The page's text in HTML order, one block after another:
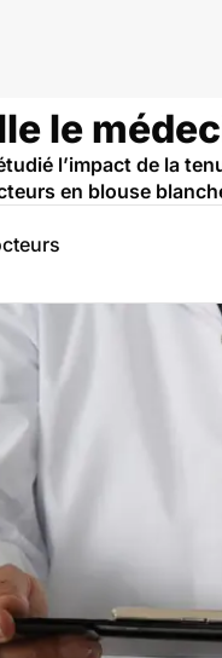
le
l’impact de la
en blouse